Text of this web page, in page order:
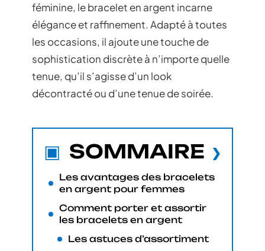
féminine, le bracelet en argent incarne
élégance et raffinement. Adapté à toutes
les occasions, il ajoute une touche de
sophistication discrète à n’importe quelle
tenue, qu’il s’agisse d’un look
décontracté ou d’une tenue de soirée.
SOMMAIRE
Les avantages des bracelets
en argent pour femmes
Comment porter et assortir
les bracelets en argent
Les astuces d’assortiment